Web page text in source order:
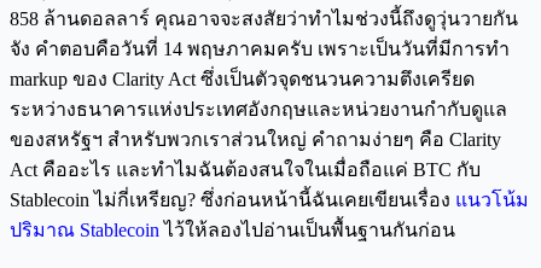
858 ล้านดอลลาร์ คุณอาจจะสงสัยว่าทำไมช่วงนี้ถึงดูวุ่นวายกัน
จัง คำตอบคือวันที่ 14 พฤษภาคมครับ เพราะเป็นวันที่มีการทำ
markup ของ Clarity Act ซึ่งเป็นตัวจุดชนวนความตึงเครียด
ระหว่างธนาคารแห่งประเทศอังกฤษและหน่วยงานกำกับดูแล
ของสหรัฐฯ สำหรับพวกเราส่วนใหญ่ คำถามง่ายๆ คือ Clarity
Act คืออะไร และทำไมฉันต้องสนใจในเมื่อถือแค่ BTC กับ
Stablecoin ไม่กี่เหรียญ? ซึ่งก่อนหน้านี้ฉันเคยเขียนเรื่อง แนวโน้ม
ปริมาณ Stablecoin ไว้ให้ลองไปอ่านเป็นพื้นฐานกันก่อน